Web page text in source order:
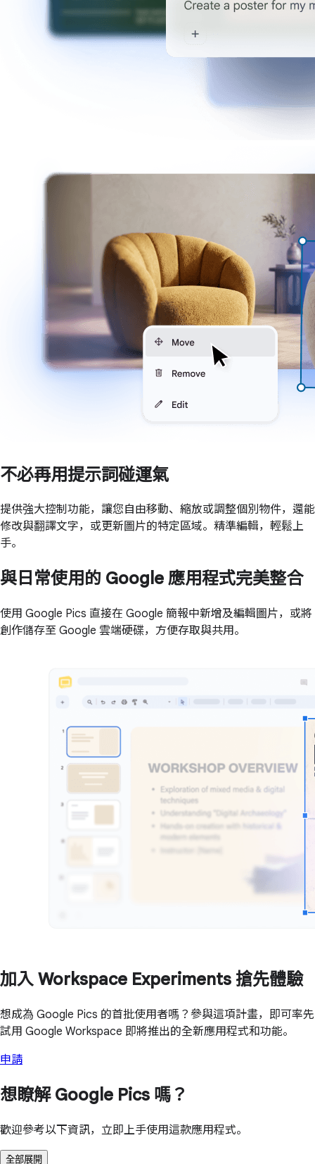
不必再用提示詞碰運氣
提供強大控制功能，讓您自由移動、縮放或調整個別物件，還能
修改與翻譯文字，或更新圖片的特定區域。精準編輯，輕鬆上
手。
與日常使用的 Google 應用程式完美整合
使用 Google Pics 直接在 Google 簡報中新增及編輯圖片，或將
創作儲存至 Google 雲端硬碟，方便存取與共用。
加入 Workspace Experiments 搶先體驗
想成為 Google Pics 的首批使用者嗎？參與這項計畫，即可率先
試用 Google Workspace 即將推出的全新應用程式和功能。
申請
想瞭解 Google Pics 嗎？
歡迎參考以下資訊，立即上手使用這款應用程式。
全部展開